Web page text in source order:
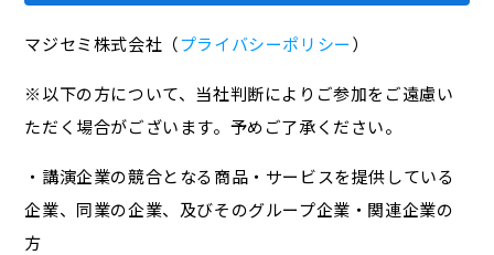
マジセミ株式会社（プライバシーポリシー）
※以下の方について、当社判断によりご参加をご遠慮い
ただく場合がございます。予めご了承ください。
・講演企業の競合となる商品・サービスを提供している
企業、同業の企業、及びそのグループ企業・関連企業の
方